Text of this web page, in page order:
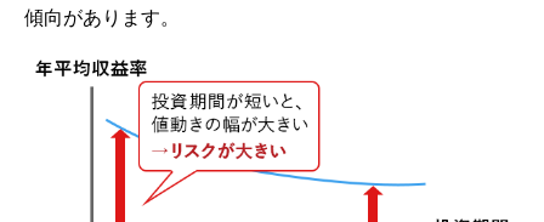
傾向があります。